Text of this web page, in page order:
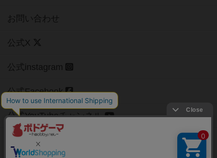
お問い合わせ
公式X
公式instagram
公式Facebook
公式YouTubeチャンネル